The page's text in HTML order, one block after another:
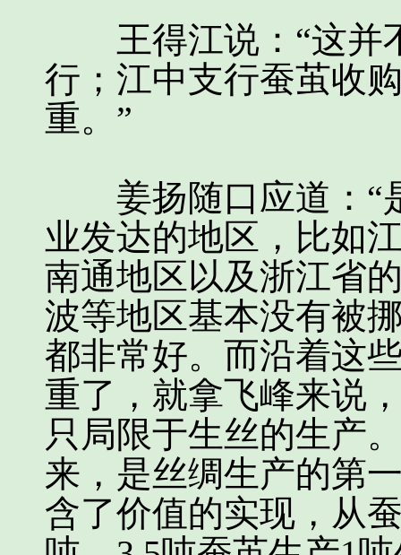
王得江说：“这并
行；江中支行蚕茧收
重。”
姜扬随口应道：“
业发达的地区，比如
南通地区以及浙江省
波等地区基本没有被
都非常好。而沿着这
重了，就拿飞峰来说
只局限于生丝的生产
来，是丝绸生产的第
含了价值的实现，从